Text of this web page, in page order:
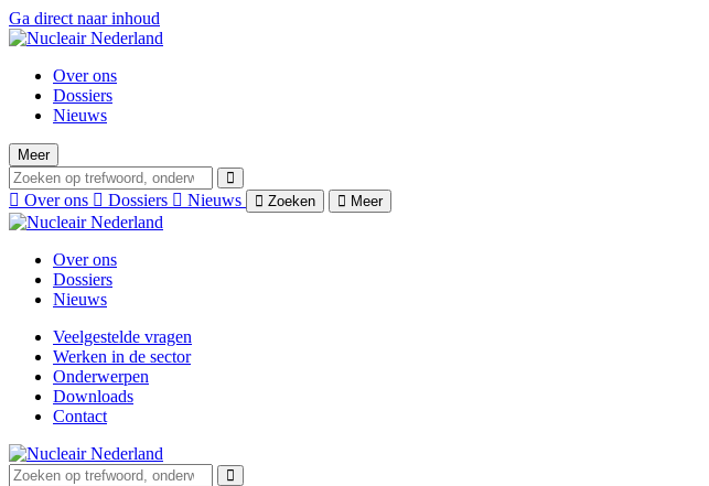
Ga direct naar inhoud
Over ons
Dossiers
Nieuws
Meer
Over ons Dossiers Nieuws Zoeken Meer
Over ons
Dossiers
Nieuws
Veelgestelde vragen
Werken in de sector
Onderwerpen
Downloads
Contact